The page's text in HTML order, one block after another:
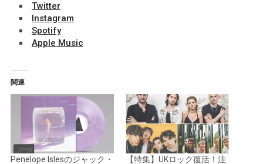
Twitter
Instagram
Spotify
Apple Music
関連
Penelope Islesのジャック・ 【特集】UKロック復活！注